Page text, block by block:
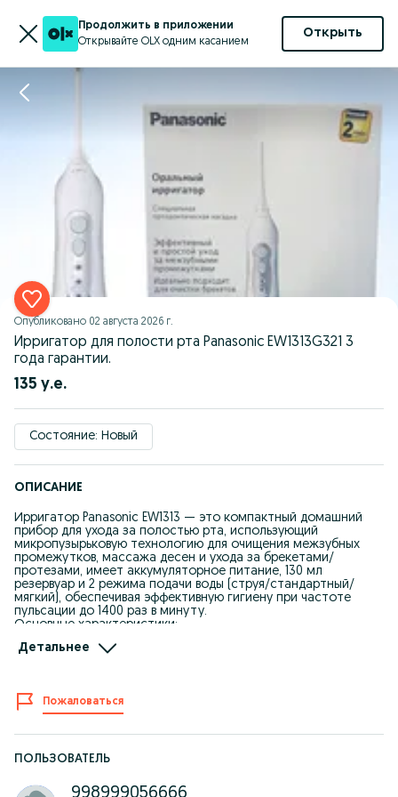
Продолжить в приложении
Открывайте OLX одним касанием
Открыть
Опубликовано 02 августа 2026 г.
Ирригатор для полости рта Panasonic EW1313G321 3
года гарантии.
135 у.е.
Состояние: Новый
ОПИСАНИЕ
Ирригатор Panasonic EW1313 — это компактный домашний
прибор для ухода за полостью рта, использующий
микропузырьковую технологию для очищения межзубных
промежутков, массажа десен и ухода за брекетами/
протезами, имеет аккумуляторное питание, 130 мл
резервуар и 2 режима подачи воды (струя/стандартный/
мягкий), обеспечивая эффективную гигиену при частоте
пульсации до 1400 раз в минуту.
Основные характеристики:
десен кислородом и массажа.
брекетов и пародонтальных карманов.
Питание: От аккумулятора (переносной).
Резервуар: 130 мл.
Давление: До 590 кПа (макс.).
Цвет: Белый с бирюзовыми вставками.
Людям с брекетами, имплантами, винирами и протезами.
Детальнее
Пожаловаться
ПОЛЬЗОВАТЕЛЬ
998999056666